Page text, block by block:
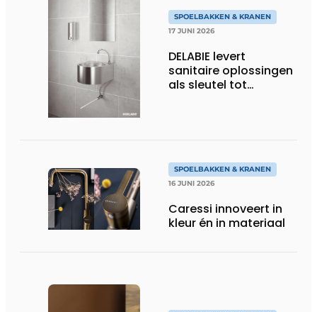
SPOELBAKKEN & KRANEN
17 JUNI 2026
DELABIE levert
sanitaire oplossingen
als sleutel tot
SPOELBAKKEN & KRANEN
16 JUNI 2026
Caressi innoveert in
kleur én in materiaal